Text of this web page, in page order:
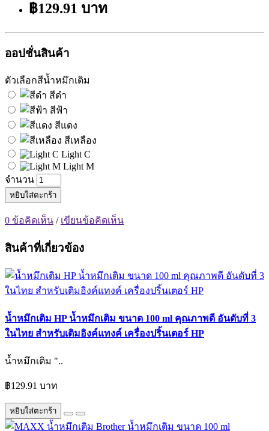
฿129.91 บาท
ออปชั่นสินค้า
ตัวเลือกสีน้ำหมึกเติม
สีดำ
สีฟ้า
สีแดง
สีเหลือง
Light C
Light M
จำนวน
หยิบใส่ตะกร้า
0 ข้อคิดเห็น / เขียนข้อคิดเห็น
สินค้าที่เกี่ยวข้อง
น้ำหมึกเติม HP น้ำหมึกเติม ขนาด 100 ml คุณภาพดี อันดับที่ 3
ในไทย สำหรับเติมอิงค์แทงค์ เครื่องปริ้นเตอร์ HP
น้ำหมึกเติม "..
฿129.91 บาท
หยิบใส่ตะกร้า